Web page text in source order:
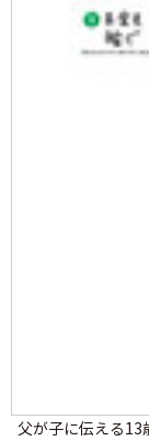
父が子に伝える13